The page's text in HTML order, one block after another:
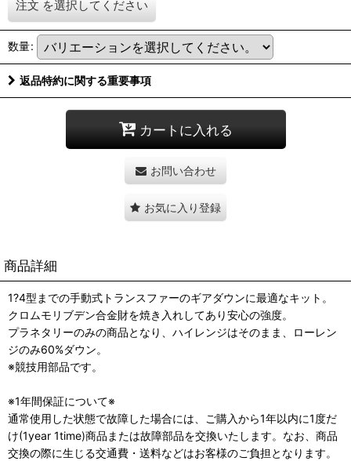
注文 を選択してください
数量:
返品特約に関する重要事項
カートに入れる
お問い合わせ
お気に入り登録
商品詳細
1?4型までの手動式トランスファーのギアダウンに最適なキット。
クロムモリブデン合金財を焼き入れしてあり安心の強度。
プラネタリーのみの商品となり、ハイレンジはそのまま、ローレン
ジのみ60%ダウン。
※競技用部品です。
※1年間保証について※
通常使用した状態で故障した場合には、ご購入から1年以内に1度だ
け(1year 1time)商品または故障部品を交換いたします。なお、商品
交換の際に生じる交通費・送料などはお客様のご負担となります。